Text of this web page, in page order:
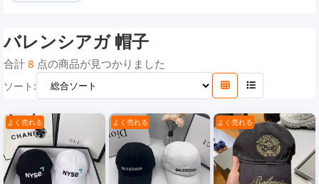
バレンシアガ 帽子
合計 8 点の商品が見つかりました
ソート:
よく売れる よく売れる よく売れる